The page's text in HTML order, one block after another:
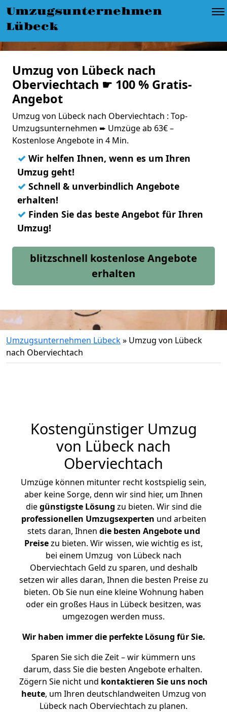
Umzugsunternehmen
Lübeck
Umzug von Lübeck nach
Oberviechtach ☛ 100 % Gratis-
Angebot
Umzug von Lübeck nach Oberviechtach : Top-
Umzugsunternehmen ➨ Umzüge ab 63€ –
Kostenlose Angebote in 4 Min.
✓ Wir helfen Ihnen, wenn es um Ihren
Umzug geht!
✓ Schnell & unverbindlich Angebote
erhalten!
✓ Finden Sie das beste Angebot für Ihren
Umzug!
blitzschnell kostenlose Angebote
erhalten
Umzugsunternehmen Lübeck» Umzug von Lübeck
nach Oberviechtach
Kostengünstiger Umzug
von Lübeck nach
Oberviechtach
Umzüge können mitunter recht kostspielig sein,
aber keine Sorge, denn wir sind hier, um Ihnen
diegünstigste Lösung zu bieten. Wir sind die
professionellen Umzugsexperten und arbeiten
stets daran, Ihnen die besten Angebote und
Preisezu bieten. Wir wissen, wie wichtig es ist,
bei einem Umzug von Lübeck nach
Oberviechtach Geld zu sparen, und deshalb
setzen wir alles daran, Ihnen die besten Preise zu
bieten. Ob Sie nun eine kleine Wohnung haben
oder ein großes Haus in Lübeck besitzen, was
umgezogen werden muss.
Wir haben immer die perfekte Lösung für Sie.
Sparen Sie sich die Zeit – wir kümmern uns
darum, dass Sie die besten Angebote erhalten.
Zögern Sie nicht und kontaktieren Sie uns noch
heute, um Ihren deutschlandweiten Umzug von
Lübeck nach Oberviechtach zu planen.